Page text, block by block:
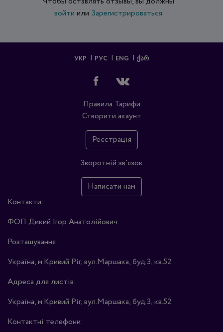
войти или Зарегистрироваться
УКР РУС ENG ᲥᲐᲠ
Правила Тарифи
Створити акаунт
Реєстрація
Зворотній зв'язок
Написати нам
Контакти:
ФОП Дикий Ігор Анатолійович
Розташування:
Україна, м.Кривий Ріг, вул.Маршака, буд.3, кв.52
Адреса для листів:
Україна, м.Кривий Ріг, вул.Маршака, буд.3, кв.52
Контактні телефони: